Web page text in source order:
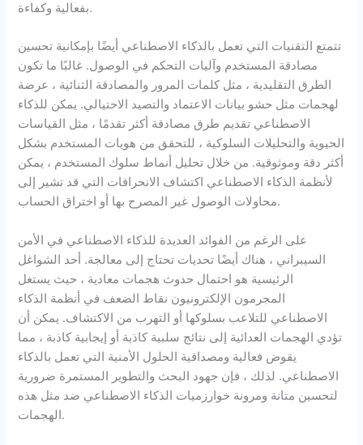
بفعالية وكفاءة.
تتمتع التقنيات التي تعمل بالذكاء الاصطناعي أيضًا بإمكانية تحسين
مصادقة المستخدم وآليات التحكم في الوصول. غالبًا ما تكون
الطرق التقليدية ، مثل كلمات المرور والمصادقة الثنائية ، عرضة
لهجمات مثل حشو بيانات الاعتماد والتصيد الاحتيالي. يمكن للذكاء
الاصطناعي تقديم طرق مصادقة أكثر تقدمًا ، مثل القياسات
الحيوية والتحليلات السلوكية ، للتحقق من هويات المستخدم بشكل
أكثر دقة وموثوقية. من خلال تحليل أنماط سلوك المستخدم ، يمكن
لأنظمة الذكاء الاصطناعي اكتشاف الانحرافات التي قد تشير إلى
محاولات الوصول غير المصرح بها أو اختراق الحساب.
على الرغم من الفوائد العديدة للذكاء الاصطناعي في الأمن
السيبراني ، هناك أيضًا تحديات تحتاج إلى معالجة. أحد الشواغل
الرئيسية هو احتمال حدوث هجمات معادية ، حيث يستغل
المجرمون الإلكترونيون نقاط الضعف في أنظمة الذكاء
الاصطناعي للتلاعب بسلوكها أو التهرب من الاكتشاف. يمكن أن
تؤدي الهجمات العدائية إلى نتائج سلبية كاذبة أو إيجابية كاذبة ، مما
يقوض فعالية ومصداقية الحلول الأمنية التي تعمل بالذكاء
الاصطناعي. لذلك ، فإن جهود البحث والتطوير المستمرة ضرورية
لتحسين متانة ومرونة خوارزميات الذكاء الاصطناعي ضد مثل هذه
الهجمات.